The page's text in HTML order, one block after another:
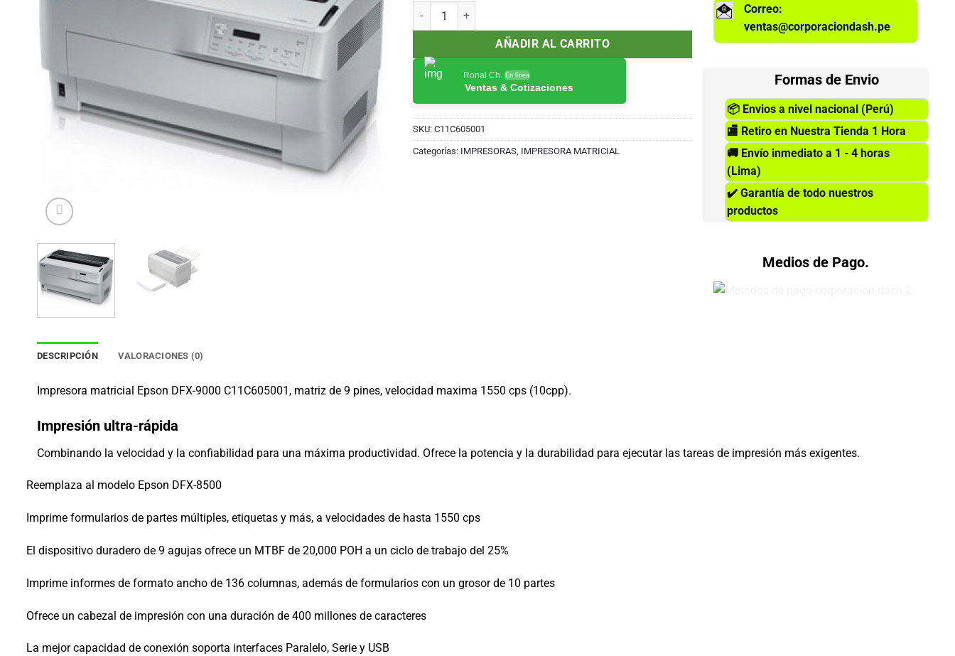
Impresora matricial Epson DFX-9000 C11C605001 cantidad
AÑADIR AL CARRITO
Ronal Ch. En línea
Ventas & Cotizaciones
SKU:C11C605001
Categorías: IMPRESORAS, IMPRESORA MATRICIAL
Correo:
ventas@corporaciondash.pe
Formas de Envio
📦 Envios a nivel nacional (Perú)
🏬 Retiro en Nuestra Tienda 1 Hora
🚚 Envío inmediato a 1 - 4 horas
(Lima)
✔️ Garantía de todo nuestros
productos
Medios de Pago.
DESCRIPCIÓN VALORACIONES (0)
Impresora matricial Epson DFX-9000 C11C605001, matriz de 9 pines, velocidad maxima 1550 cps (10cpp).
Impresión ultra-rápida
Combinando la velocidad y la confiabilidad para una máxima productividad. Ofrece la potencia y la durabilidad para ejecutar las tareas de impresión más exigentes.
Reemplaza al modelo Epson DFX-8500
Imprime formularios de partes múltiples, etiquetas y más, a velocidades de hasta 1550 cps
El dispositivo duradero de 9 agujas ofrece un MTBF de 20,000 POH a un ciclo de trabajo del 25%
Imprime informes de formato ancho de 136 columnas, además de formularios con un grosor de 10 partes
Ofrece un cabezal de impresión con una duración de 400 millones de caracteres
La mejor capacidad de conexión soporta interfaces Paralelo, Serie y USB